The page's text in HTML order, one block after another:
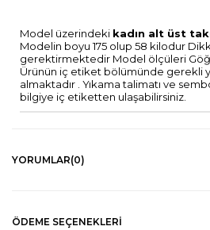
Model üzerindeki kadın alt üst
Modelin boyu 175 olup 58 kilodur
gerektirmektedir Model ölçüleri
Ürünün iç etiket bölümünde gerekli
almaktadır . Yıkama talimatı ve
bilgiye iç etiketten ulaşabilirsiniz.
YORUMLAR(0)
ÖDEME SEÇENEKLERI